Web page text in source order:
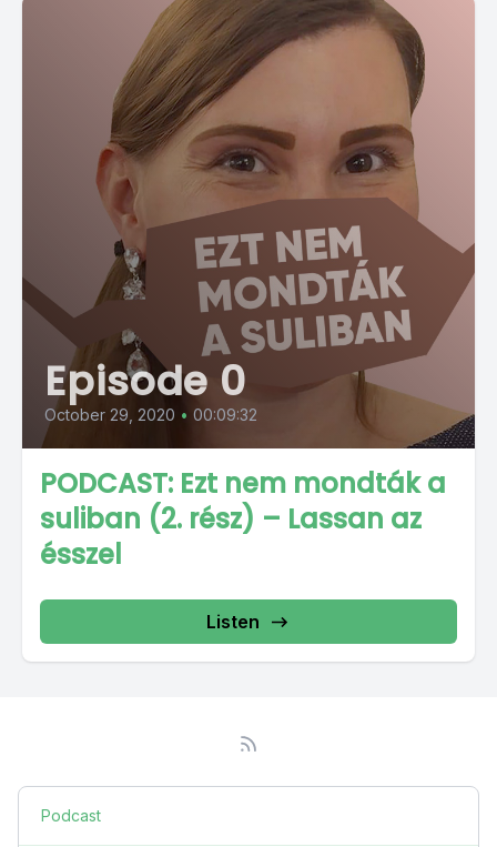
Episode 0
October 29, 2020 • 00:09:32
PODCAST: Ezt nem mondták a
suliban (2. rész) – Lassan az
ésszel
Listen
Podcast